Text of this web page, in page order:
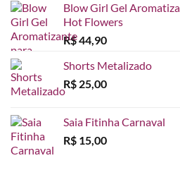
Blow Girl Gel
Hot Flowers
R$44,90
Shorts Metalizado
R$ 25,00
Saia Fitinha Carnaval
R$ 15,00